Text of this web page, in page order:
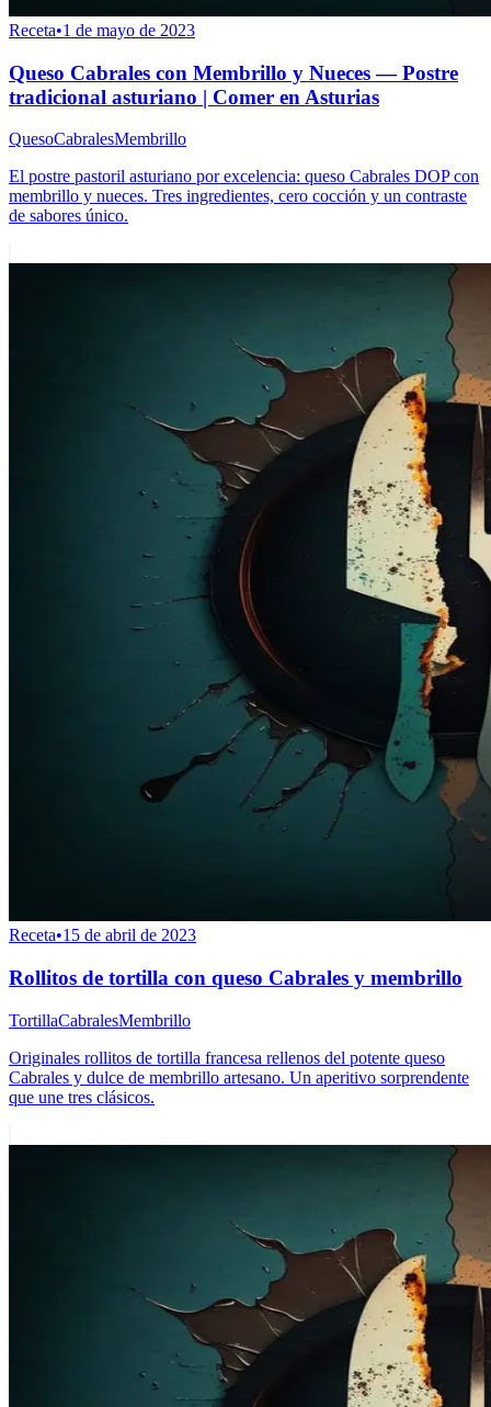
Receta•1 de mayo de 2023
Queso Cabrales con Membrillo y Nueces — Postre
tradicional asturiano | Comer en Asturias
QuesoCabralesMembrillo
El postre pastoril asturiano por excelencia: queso Cabrales DOP con
membrillo y nueces. Tres ingredientes, cero cocción y un contraste
de sabores único.
Receta•15 de abril de 2023
Rollitos de tortilla con queso Cabrales y membrillo
TortillaCabralesMembrillo
Originales rollitos de tortilla francesa rellenos del potente queso
Cabrales y dulce de membrillo artesano. Un aperitivo sorprendente
que une tres clásicos.